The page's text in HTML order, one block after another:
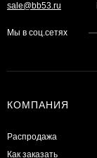
sale@bb53.ru
Мы в соц.сетях
КОМПАНИЯ
Распродажа
Как заказать